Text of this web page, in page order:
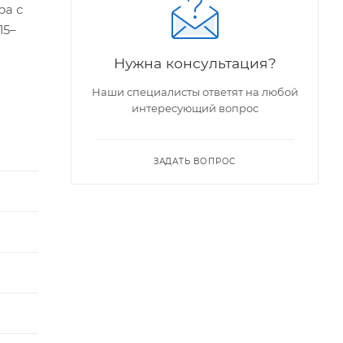
с
Нужна консультация?
Наши специалисты ответят на любой
интересующий вопрос
ЗАДАТЬ ВОПРОС